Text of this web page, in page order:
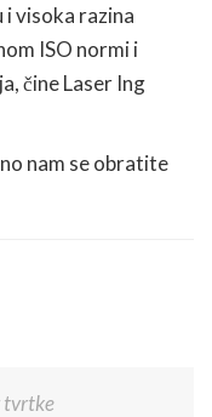
i visoka razina
ISO normi i
čine Laser Ing
nam se obratite
tvrtke